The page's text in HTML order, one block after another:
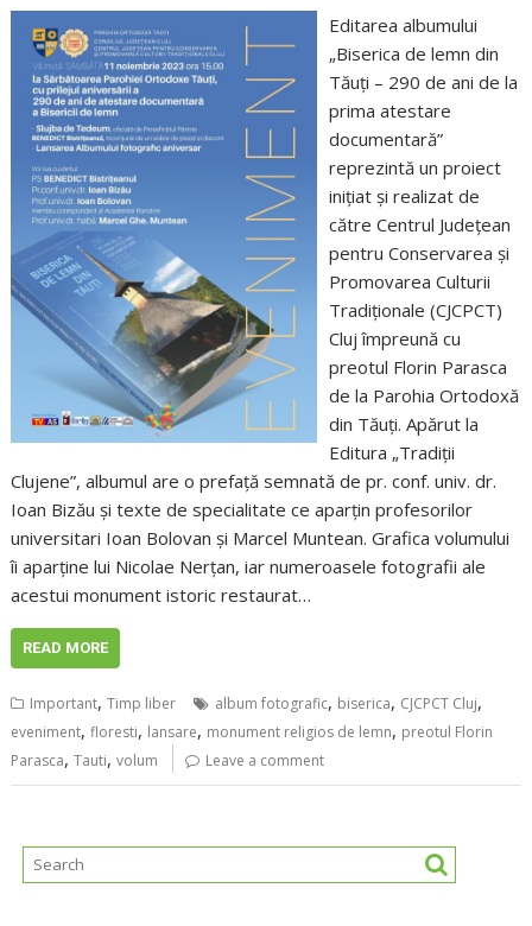
Editarea albumului
„Biserica de lemn din
Tăuți – 290 de ani de la
prima atestare
documentară”
reprezintă un proiect
inițiat și realizat de
către Centrul Județean
pentru Conservarea și
Promovarea Culturii
Tradiționale (CJCPCT)
Cluj împreună cu
preotul Florin Parasca
de la Parohia Ortodoxă
din Tăuți. Apărut la
Editura „Tradiții
Clujene”, albumul are o prefață semnată de pr. conf. univ. dr.
Ioan Bizău și texte de specialitate ce aparțin profesorilor
universitari Ioan Bolovan și Marcel Muntean. Grafica volumului
îi aparține lui Nicolae Nerțan, iar numeroasele fotografii ale
acestui monument istoric restaurat…
READ MORE
Important,Timp liber album fotografic, biserica, CJCPCT Cluj,
eveniment,floresti, lansare, monument religios de lemn, preotul Florin
Parasca,Tauti,volum Leave a comment